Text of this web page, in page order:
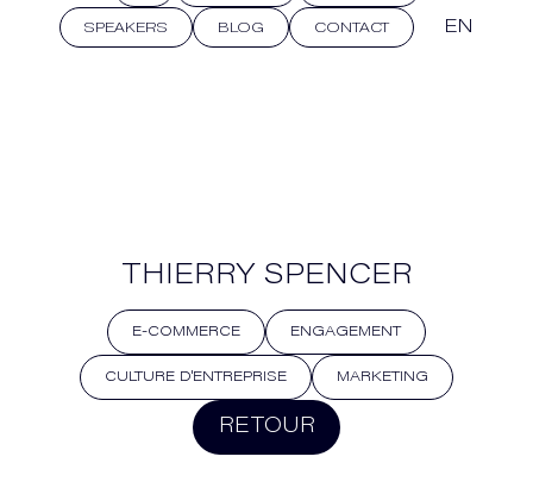
SPEAKERS BLOG CONTACT EN
THIERRY SPENCER
E-COMMERCE ENGAGEMENT
CULTURE D'ENTREPRISE MARKETING
RETOUR